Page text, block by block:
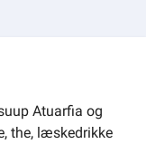
Atuarfia og
the, læskedrikke